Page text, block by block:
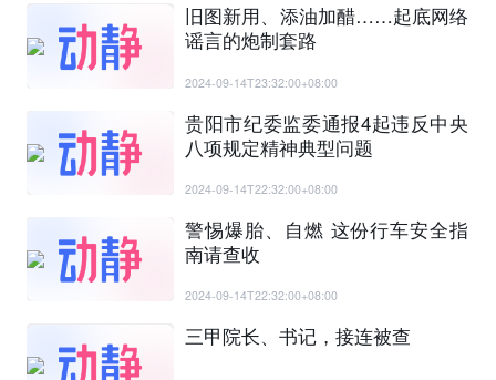
旧图新用、添油加醋……起底网络
谣言的炮制套路
2024-09-14T23:32:00+08:00
贵阳市纪委监委通报4起违反中央
八项规定精神典型问题
2024-09-14T22:32:00+08:00
警惕爆胎、自燃 这份行车安全指
南请查收
2024-09-14T22:32:00+08:00
三甲院长、书记，接连被查